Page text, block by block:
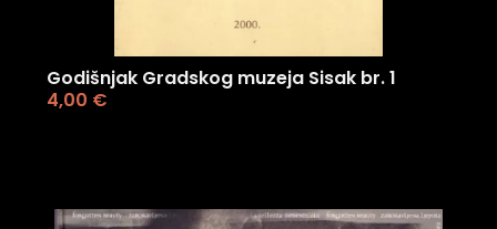
Godišnjak Gradskog muzeja Sisak br. 1
4,00 €